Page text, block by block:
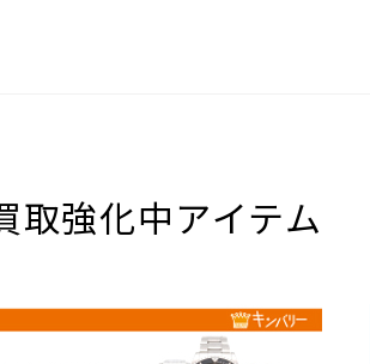
取強化中アイテム